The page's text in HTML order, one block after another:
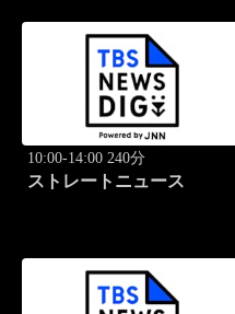
10:00-14:00 240分
ストレートニュース